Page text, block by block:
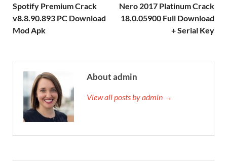
Spotify Premium Crack
v8.8.90.893 PC Download
Mod Apk
Nero 2017 Platinum Crack
18.0.05900 Full Download
+ Serial Key
About admin
View all posts by admin →